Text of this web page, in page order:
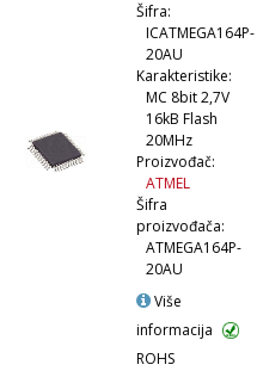
Šifra:
ICATMEGA164P-
20AU
Karakteristike:
MC 8bit 2,7V
16kB Flash
20MHz
Proizvođač:
ATMEL
Šifra
proizvođača:
ATMEGA164P-
20AU
Više
informacija
ROHS